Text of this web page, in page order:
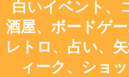
白いイベント、
酒屋、ボードゲー
レトロ、占い、
ィーク、ショ